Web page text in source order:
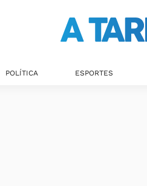
POLÍTICA ESPORTES